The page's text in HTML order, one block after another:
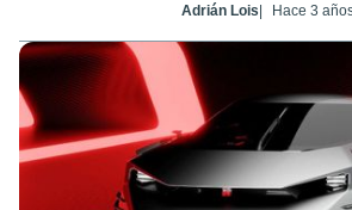
Adrián Lois Hace 3